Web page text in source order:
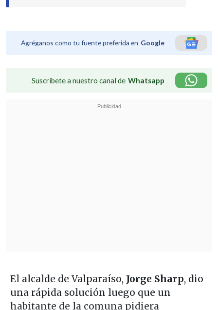
Agréganos como tu fuente preferida en Google
Suscríbete a nuestro canal de Whatsapp
El alcalde de Valparaíso, Jorge Sharp, dio
una rápida solución luego que un
habitante de la comuna pidiera